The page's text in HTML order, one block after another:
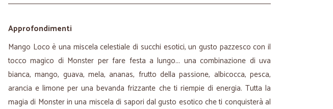
Approfondimenti
Mango Loco è una miscela celestiale di succhi esotici, un gusto pazzesco con il
tocco magico di Monster per fare festa a lungo... una combinazione di uva
bianca, mango, guava, mela, ananas, frutto della passione, albicocca, pesca,
arancia e limone per una bevanda frizzante che ti riempie di energia. Tutta la
magia di Monster in una miscela di sapori dal gusto esotico che ti conquisterà al